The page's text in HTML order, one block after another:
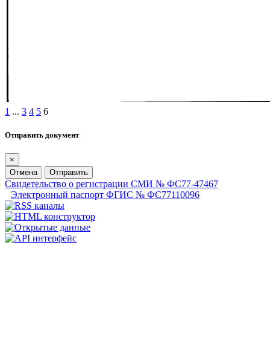
1 ... 3 4 5 6
Отправить документ
×
Отмена
Отправить
Свидетельство о регистрации СМИ № ФС77-47467
Электронный паспорт ФГИС № ФС77110096